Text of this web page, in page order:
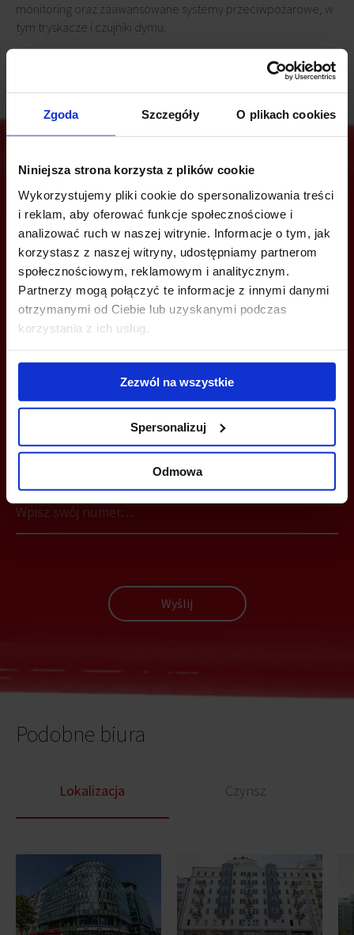
Zgoda Szczegóły O plikach cookies
Niniejsza strona korzysta z plików cookie
Wykorzystujemy pliki cookie do spersonalizowania treści
i reklam, aby oferować funkcje społecznościowe i
analizować ruch w naszej witrynie. Informacje o tym, jak
korzystasz z naszej witryny, udostępniamy partnerom
społecznościowym, reklamowym i analitycznym.
Partnerzy mogą połączyć te informacje z innymi danymi
otrzymanymi od Ciebie lub uzyskanymi podczas
korzystania z ich usług.
Zezwól na wszystkie
Spersonalizuj
Odmowa
monitoring oraz zaawansowane systemy przeciwpożarowe, w
tym tryskacze i czujniki dymu.
Jesteś zainteresowany tą ofertą?
ZADZWOŃ I DOWIEDZ SIĘ WIĘCEJ
+48 22 167 04 00
MOŻESZ TEŻ ZOSTAWIĆ SWÓJ NUMER, A MY SKONTAKTUJEMY SIĘ
Z TOBĄ
Wyślij
Podobne biura
Lokalizacja Czynsz